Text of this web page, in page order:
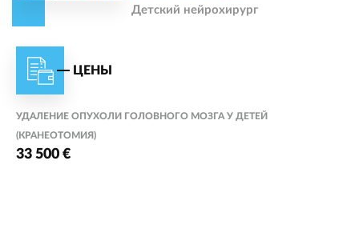
Детский нейрохирург
ЦЕНЫ
УДАЛЕНИЕ ОПУХОЛИ ГОЛОВНОГО МОЗГА У ДЕТЕЙ
(КРАНЕОТОМИЯ)
33 500 €